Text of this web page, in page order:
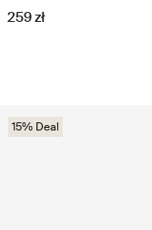
259 zł
15% Deal